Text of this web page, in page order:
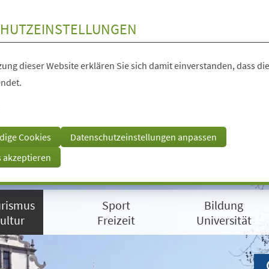
dieser Website erklären Sie sich damit einverstanden, dass
Cookies
Datenschutzeinstellungen anpassen
akzeptieren
Sport
Freizeit
Bildung
Universität